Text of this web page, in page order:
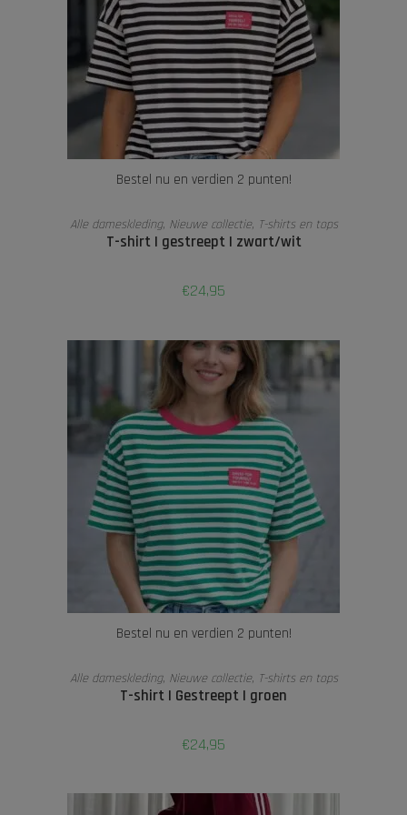
Bestel nu en verdien 2 punten!
LEES VERDER
Alle dameskleding, Nieuwe collectie, T-shirts en tops
T-shirt | gestreept | zwart/wit
€24,95
Bestel nu en verdien 2 punten!
TOEVOEGEN AAN WINKELWAGEN
Alle dameskleding, Nieuwe collectie, T-shirts en tops
T-shirt | Gestreept | groen
€24,95